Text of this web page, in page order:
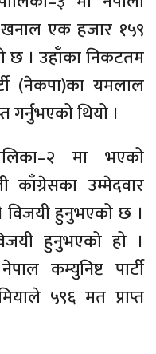
खनाल एक हजार १५९
छ । उहाँका निकटतम
(नेकपा)का यमलाल
थियो ।
मा भएको
काँग्रेसका उम्मेदवार
विजयी हुनुभएको छ ।
हुनुभएको हो ।
कम्युनिष्ट पार्टी
५९६ मत प्राप्त